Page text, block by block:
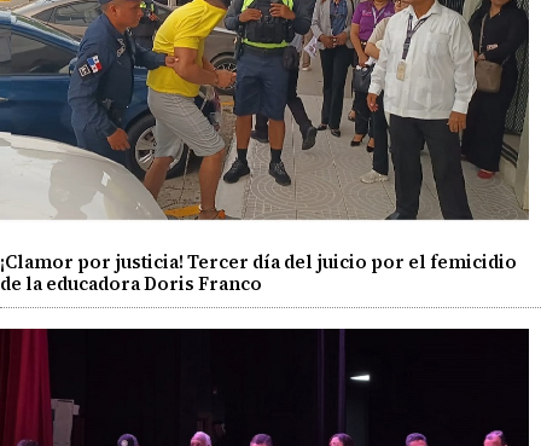
¡Clamor por justicia! Tercer día del juicio por el femicidio
de la educadora Doris Franco